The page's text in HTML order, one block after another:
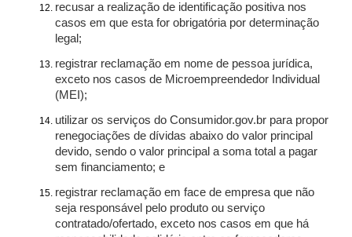
recusar a realização de identificação positiva nos
casos em que esta for obrigatória por determinação
legal;
registrar reclamação em nome de pessoa jurídica,
exceto nos casos de Microempreendedor Individual
(MEI);
utilizar os serviços do Consumidor.gov.br para propor
renegociações de dívidas abaixo do valor principal
devido, sendo o valor principal a soma total a pagar
sem financiamento; e
registrar reclamação em face de empresa que não
seja responsável pelo produto ou serviço
contratado/ofertado, exceto nos casos em que há